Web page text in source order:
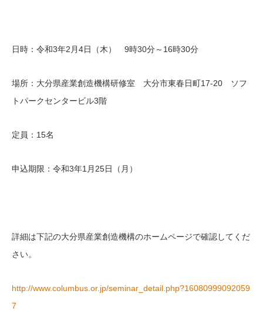
日時：令和3年2月4日（木） 9時30分～16時30分
場所：大分県産業創造機構研修室 大分市東春日町17-20 ソフ
トパークセンタービル3階
定員：15名
申込期限：令和3年1月25日（月）
詳細は下記の大分県産業創造機構のホームページで確認してくだ
さい。
http://www.columbus.or.jp/seminar_detail.php?16080999092059
7